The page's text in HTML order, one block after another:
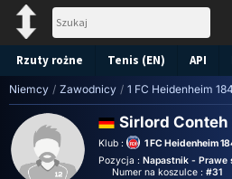
Rzuty rożne Tenis (EN) API
Niemcy / Zawodnicy / 1 FC Heidenheim
Sirlord Conteh
Klub :
1 FC Heidenheim
Pozycja : Napastnik - Prawe
Numer na koszulce :#31